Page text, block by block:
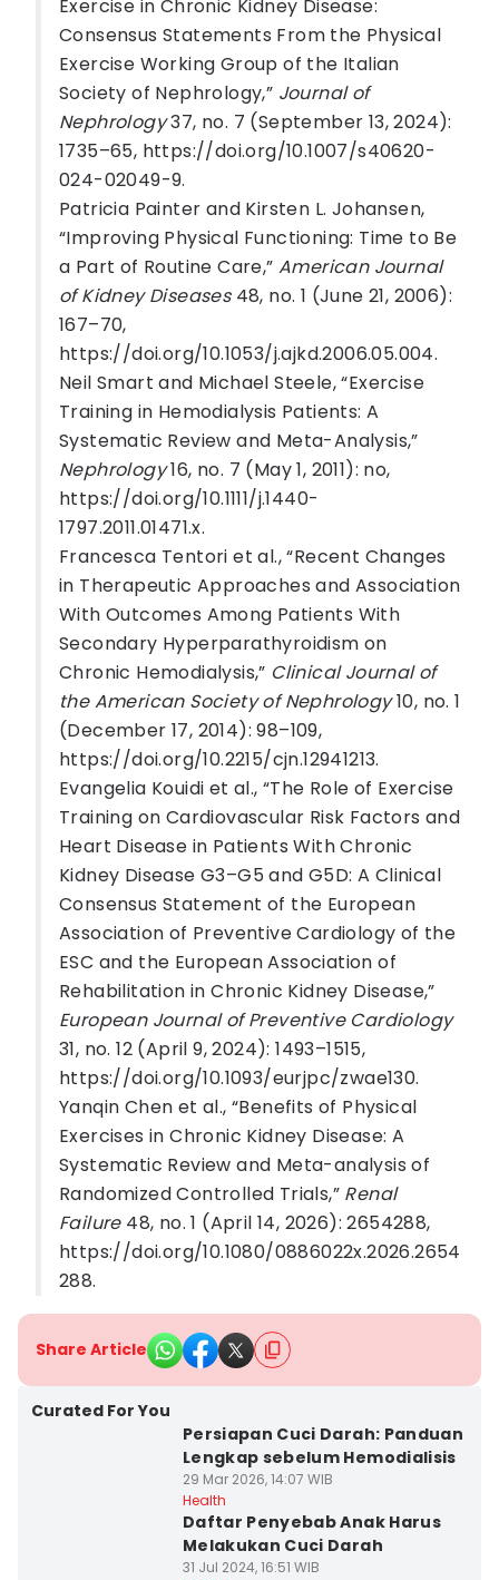
Exercise in Chronic Kidney Disease:
Consensus Statements From the Physical
Exercise Working Group of the Italian
Society of Nephrology,” Journal of
Nephrology37, no. 7 (September 13, 2024):
1735–65, https://doi.org/10.1007/s40620-
024-02049-9.
Patricia Painter and Kirsten L. Johansen,
“Improving Physical Functioning: Time to Be
a Part of Routine Care,” American Journal
of Kidney Diseases48, no. 1 (June 21, 2006):
167–70,
https://doi.org/10.1053/j.ajkd.2006.05.004.
Neil Smart and Michael Steele, “Exercise
Training in Hemodialysis Patients: A
Systematic Review and Meta-Analysis,”
Nephrology16, no. 7 (May 1, 2011): no,
https://doi.org/10.1111/j.1440-
1797.2011.01471.x.
Francesca Tentori et al., “Recent Changes
in Therapeutic Approaches and Association
With Outcomes Among Patients With
Secondary Hyperparathyroidism on
Chronic Hemodialysis,” Clinical Journal of
the American Society of Nephrology10, no. 1
(December 17, 2014): 98–109,
https://doi.org/10.2215/cjn.12941213.
Evangelia Kouidi et al., “The Role of Exercise
Training on Cardiovascular Risk Factors and
Heart Disease in Patients With Chronic
Kidney Disease G3–G5 and G5D: A Clinical
Consensus Statement of the European
Association of Preventive Cardiology of the
ESC and the European Association of
Rehabilitation in Chronic Kidney Disease,”
European Journal of Preventive Cardiology
31, no. 12 (April 9, 2024): 1493–1515,
https://doi.org/10.1093/eurjpc/zwae130.
Yanqin Chen et al., “Benefits of Physical
Exercises in Chronic Kidney Disease: A
Systematic Review and Meta-analysis of
Randomized Controlled Trials,” Renal
Failure48, no. 1 (April 14, 2026): 2654288,
https://doi.org/10.1080/0886022x.2026.2654
288.
Share Article
Curated For You
Persiapan Cuci Darah: Panduan
Lengkap sebelum Hemodialisis
29 Mar 2026, 14:07 WIB
Health
Daftar Penyebab Anak Harus
Melakukan Cuci Darah
31 Jul 2024, 16:51 WIB